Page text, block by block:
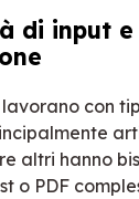
di input
con
altri hanno
o PDF